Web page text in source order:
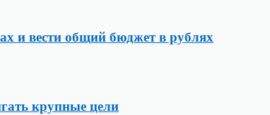
и вести общий бюджет в рублях
крупные цели